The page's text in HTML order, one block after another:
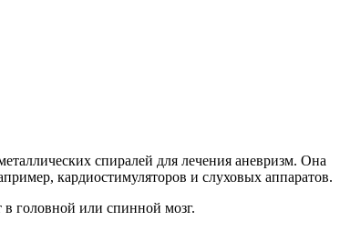
спиралей для лечения аневризм. Она
кардиостимуляторов и слуховых аппаратов.
головной или спинной мозг.